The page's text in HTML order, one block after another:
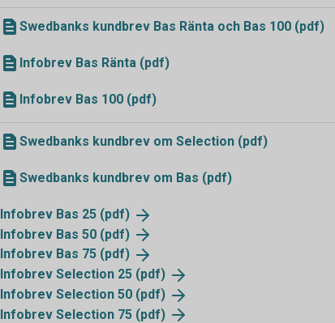
Swedbanks kundbrev Bas Ränta och Bas 100 (pdf)
Infobrev Bas Ränta (pdf)
Infobrev Bas 100 (pdf)
Swedbanks kundbrev om Selection (pdf)
Swedbanks kundbrev om Bas (pdf)
Infobrev Bas 25 (pdf)
Infobrev Bas 50 (pdf)
Infobrev Bas 75 (pdf)
Infobrev Selection 25 (pdf)
Infobrev Selection 50 (pdf)
Infobrev Selection 75 (pdf)